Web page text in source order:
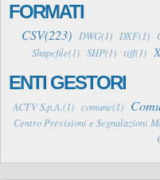
FORMATI
CSV(223) DWG(1) DXF(1)
Shapefile(1) SHP(1) tiff(1)
ENTI GESTORI
ACTV S.p.A.(1) comune(1)
Centro Previsioni e Segnalazioni